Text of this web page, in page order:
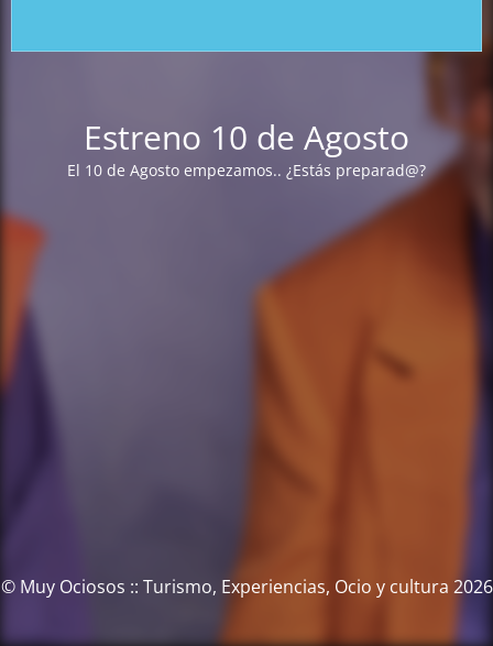
Estreno 10 de Agosto
El 10 de Agosto empezamos.. ¿Estás preparad@?
© Muy Ociosos :: Turismo, Experiencias, Ocio y cultura 2026